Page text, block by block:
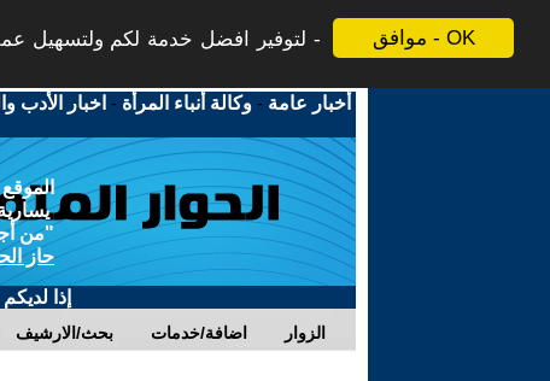
موافق - OK
لتوفير افضل خدمة لكم ولتسهيل
أخبار عامة -وكالة أنباء المرأة - اخبار الأدب
"من
حاز
إذا
بحث/الارشيف اضافة/خدمات الزوار